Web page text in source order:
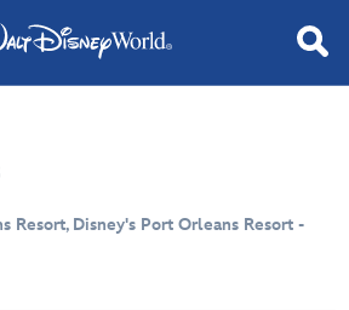
Resort, Disney's Port Orleans Resort -